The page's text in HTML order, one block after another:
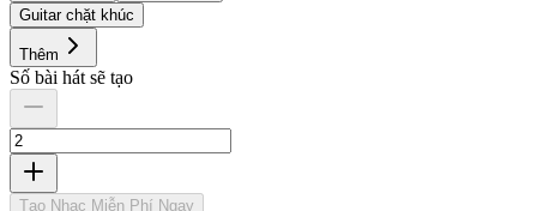
Guitar chặt khúc
Thêm
Số bài hát sẽ tạo
Tạo Nhạc Miễn Phí Ngay